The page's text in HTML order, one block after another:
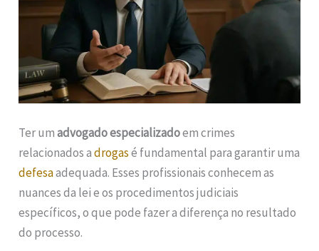
Ter umadvogado especializadoem crimes
relacionados adrogasé fundamental para garantir uma
defesaadequada. Esses profissionais conhecem as
nuances da lei e os procedimentos judiciais
específicos, o que pode fazer a diferença no resultado
do processo.